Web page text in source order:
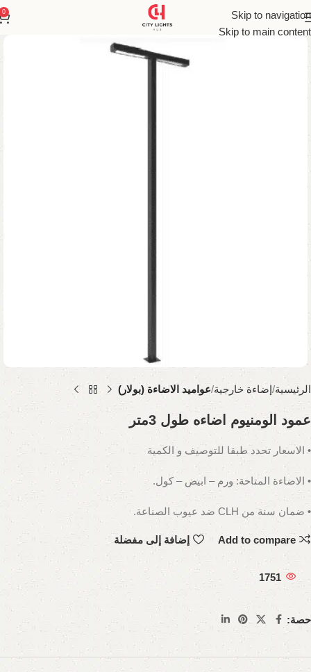
Skip to navigation
Skip to main content
0
الرئيسية إضاءة خارجية عواميد الاضاءة (بولار)
عمود الومنيوم اضاءه طول 3متر
• الاسعار تحدد طبقا للتوصيف و الكمية
• الاضاءة المتاحة: ورم – ابيض – كول.
• ضمان سنة من CLH ضد عيوب الصناعة.
Add to compare إضافة إلى مفضلة
1751
حصة: